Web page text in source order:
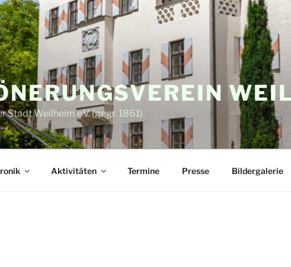
Weilheim e.V. (gegr. 1861)
Aktivitäten Termine Presse Bildergalerie